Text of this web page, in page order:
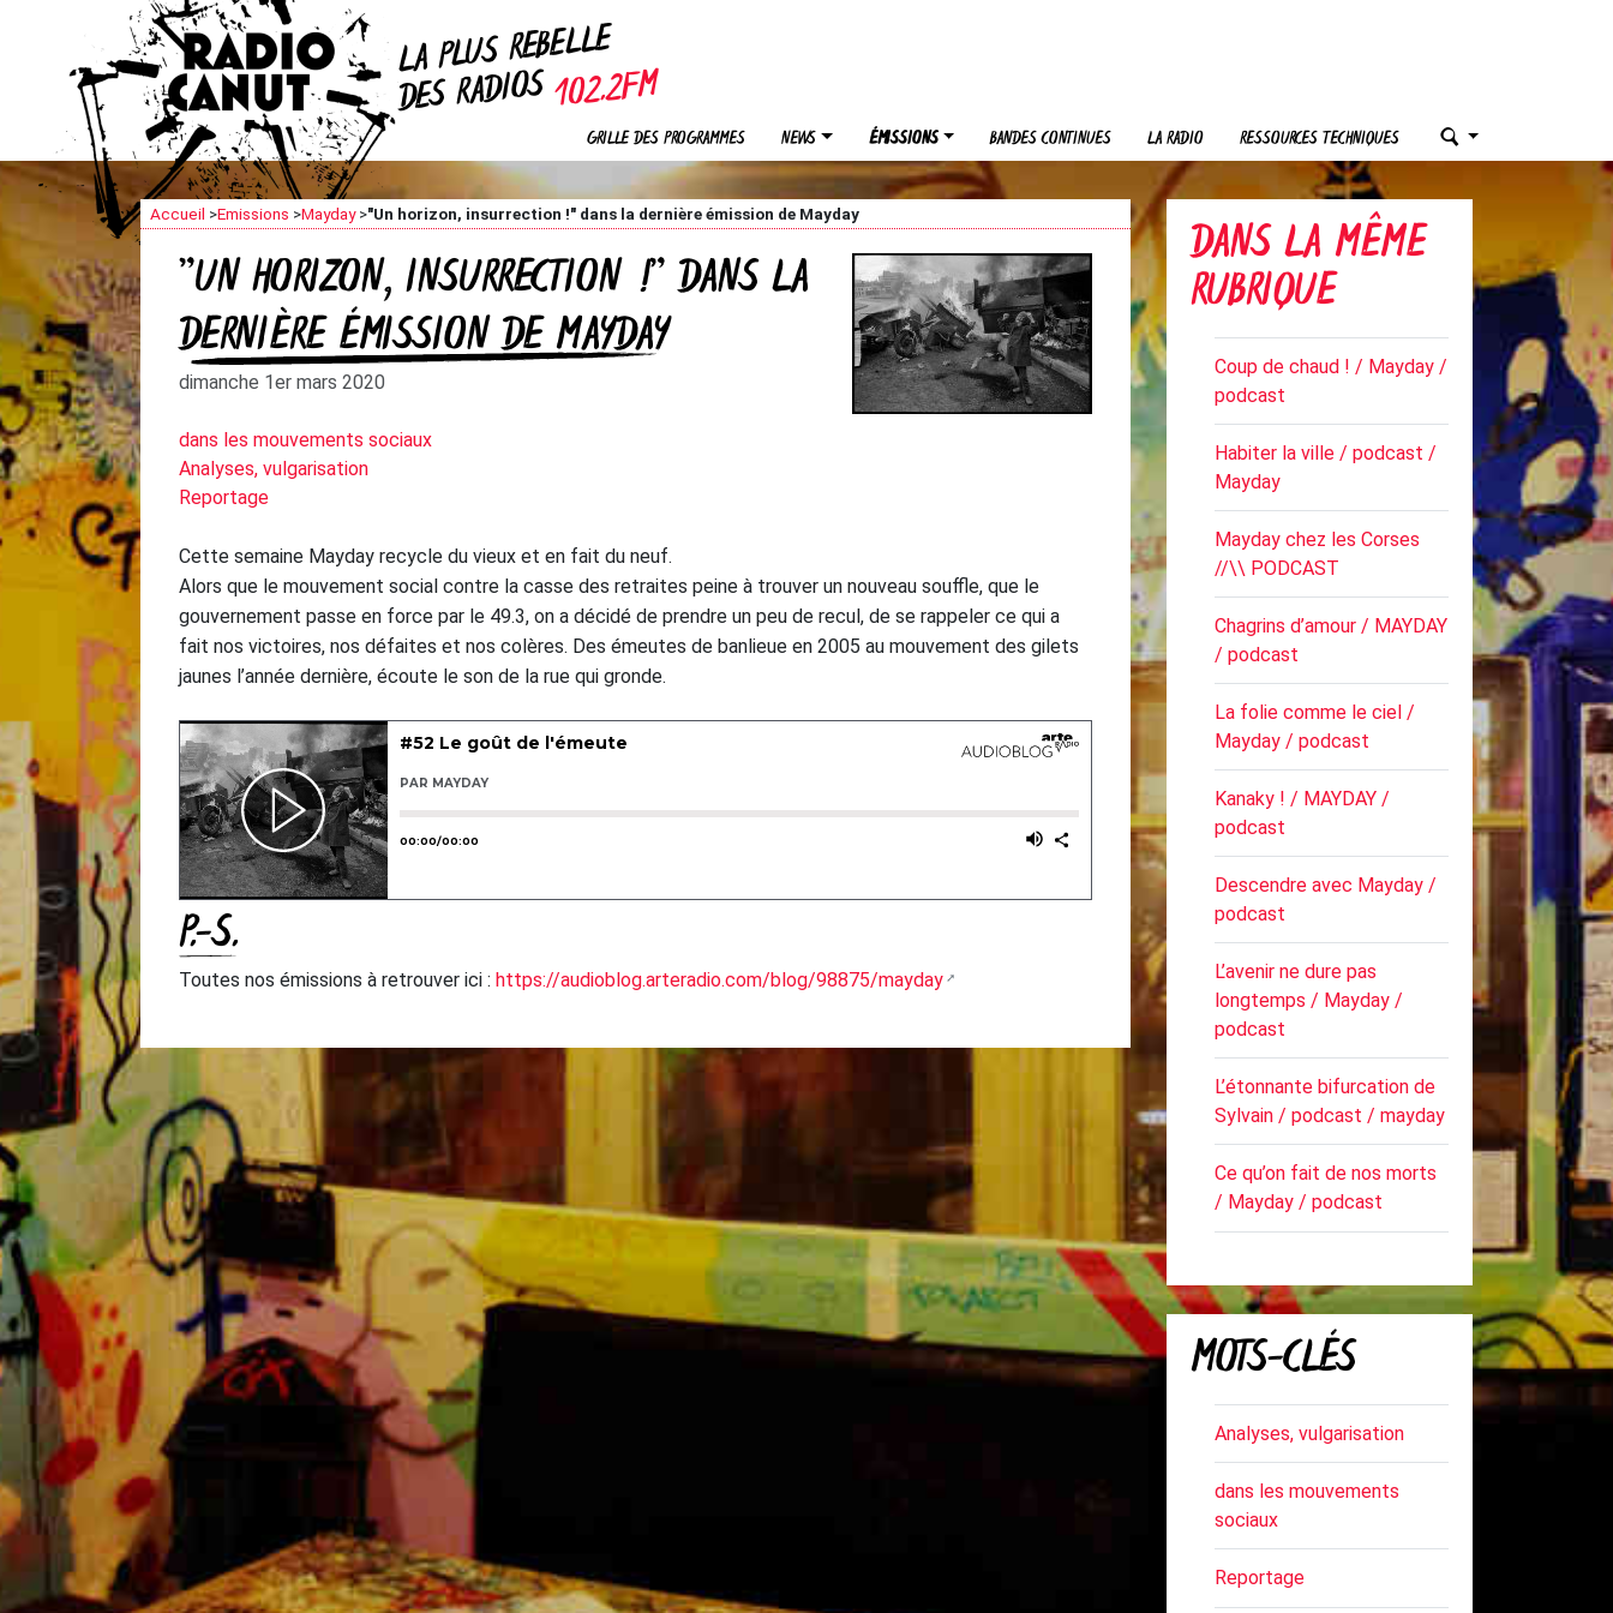
LA PLUSREBELLE
DES RADIOS
GRILLE DES PROGRAMMES NEWS ÉMISSIONS BANDES CONTINUES LA RADIO RESSOURCES TECHNIQUES
Accueil >Emissions >Mayday>"Un horizon, insurrection !" dans la dernière émission de Mayday
"UN HORIZON, INSURRECTION !" DANS LA
DERNIÈRE ÉMISSION DE MAYDAY
dimanche 1er mars 2020
dans les mouvements sociaux
Analyses, vulgarisation
Reportage
Cette semaine Mayday recycle du vieux et en fait du neuf.
Alors que le mouvement social contre la casse des retraites peine à trouver un nouveau souffle, que le
gouvernement passe en force par le 49.3, on a décidé de prendre un peu de recul, de se rappeler ce qui a
fait nos victoires, nos défaites et nos colères. Des émeutes de banlieue en 2005 au mouvement des gilets
jaunes l’année dernière, écoute le son de la rue qui gronde.
P.-S.
Toutes nos émissions à retrouver ici : https://audioblog.arteradio.com/blog/98875/mayday
DANS LA MÊME
RUBRIQUE
Coup de chaud ! / Mayday /
podcast
Habiter la ville / podcast /
Mayday
Mayday chez les Corses
//\\ PODCAST
Chagrins d’amour / MAYDAY
/ podcast
La folie comme le ciel /
Mayday / podcast
Kanaky ! / MAYDAY /
podcast
Descendre avec Mayday /
podcast
L’avenir ne dure pas
longtemps / Mayday /
podcast
L’étonnante bifurcation de
Sylvain / podcast / mayday
Ce qu’on fait de nos morts
/ Mayday / podcast
MOTS-CLÉS
Analyses, vulgarisation
dans les mouvements
sociaux
Reportage